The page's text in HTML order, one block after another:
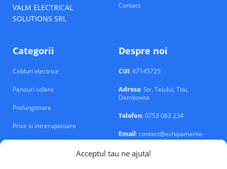
Acceptul tau ne ajuta!
VALM ELECTRICAL
SOLUTIONS SRL
Contact
Categorii
Cabluri electrice
Panouri solare
Prelungitoare
Prize si intrerupatoare
Despre noi
CUI: 47145725
Adresa: Str. Teiului, Titu,
Dambovita
Telefon: 0753 083 234
Email: contact@echipamente-
electrice.ro